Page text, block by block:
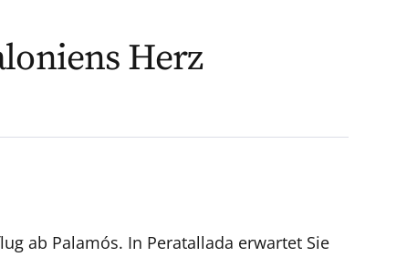
Herz
ab Palamós. In Peratallada erwartet Sie